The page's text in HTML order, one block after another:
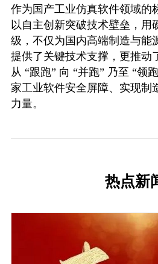
作为国产工业仿真软件领域的
以自主创新突破技术壁垒，用
级，不仅为国内高端制造与能
提供了关键技术支撑，更推动
从 “跟跑” 向 “并跑” 乃至 “领
家工业软件安全屏障、实现制
力量。
热点新